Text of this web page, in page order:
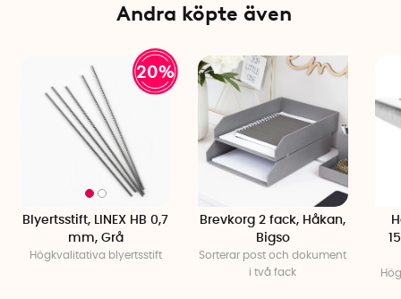
Andra köpte även
20%
Blyertsstift, LINEX HB 0,7
mm, Grå
Högkvalitativa blyertsstift
Brevkorg 2 fack, Håkan,
Bigso
Sorterar post och dokument
i två fack